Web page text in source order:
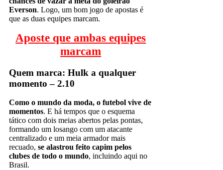
Everson. Logo, um bom jogo de apostas é
que as duas equipes marcam.
Aposte que ambas equipes
marcam
Quem marca: Hulk a qualquer
momento – 2.10
Como o mundo da moda, o futebol vive de
momentos. E há tempos que o esquema
tático com dois meias abertos pelas pontas,
formando um losango com um atacante
centralizado e um meia armador mais
recuado, se alastrou feito capim pelos
clubes de todo o mundo, incluindo aqui no
Brasil.